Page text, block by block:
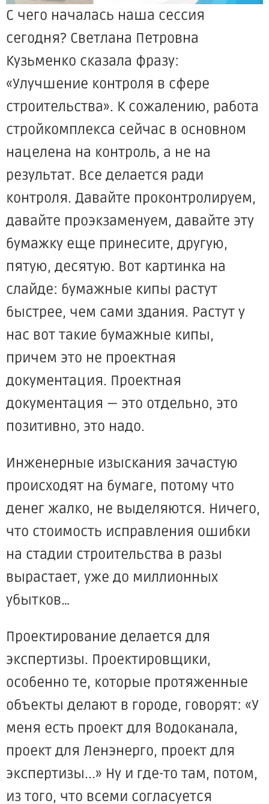
С чего началась наша сессия
сегодня? Светлана Петровна
Кузьменко сказала фразу:
«Улучшение контроля в сфере
строительства». К сожалению, работа
стройкомплекса сейчас в основном
нацелена на контроль, а не на
результат. Все делается ради
контроля. Давайте проконтролируем,
давайте проэкзаменуем, давайте эту
бумажку еще принесите, другую,
пятую, десятую. Вот картинка на
слайде: бумажные кипы растут
быстрее, чем сами здания. Растут у
нас вот такие бумажные кипы,
причем это не проектная
документация. Проектная
документация — это отдельно, это
позитивно, это надо.
Инженерные изыскания зачастую
происходят на бумаге, потому что
денег жалко, не выделяются. Ничего,
что стоимость исправления ошибки
на стадии строительства в разы
вырастает, уже до миллионных
убытков…
Проектирование делается для
экспертизы. Проектировщики,
особенно те, которые протяженные
объекты делают в городе, говорят: «У
меня есть проект для Водоканала,
проект для Ленэнерго, проект для
экспертизы...» Ну и где-то там, потом,
из того, что всеми согласуется